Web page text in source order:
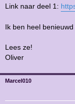
Link naar deel 1:
Ik ben heel
Lees ze!
Oliver
Marcel010